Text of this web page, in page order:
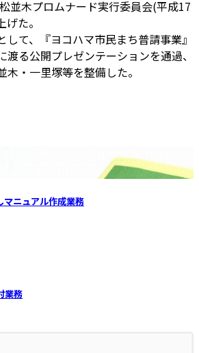
並木プロムナード実行委員会(平成17
た。
て、『ヨコハマ市民まち普請事業』
渡る公開プレゼンテーションを通過、
・一里塚等を整備した。
マニュアル作成業務
業務